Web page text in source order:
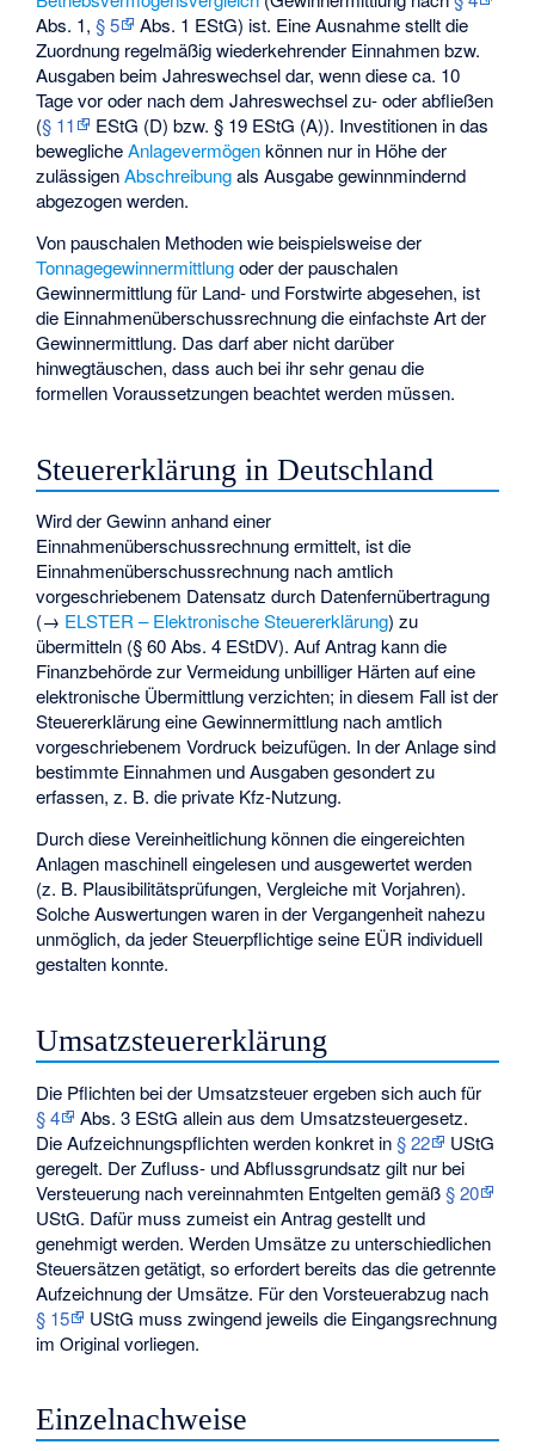
Abs. 1,§ 5
Abs. 1 EStG) ist. Eine Ausnahme stellt die
Zuordnung regelmäßig wiederkehrender Einnahmen bzw.
Ausgaben beim Jahreswechsel dar, wenn diese ca. 10
Tage vor oder nach dem Jahreswechsel zu- oder abfließen
(§ 11
EStG (D) bzw. § 19 EStG (A)). Investitionen in das
beweglicheAnlagevermögenkönnen nur in Höhe der
zulässigenAbschreibungals Ausgabe gewinnmindernd
abgezogen werden.
Von pauschalen Methoden wie beispielsweise der
Tonnagegewinnermittlungoder der pauschalen
Gewinnermittlung für Land- und Forstwirte abgesehen, ist
die Einnahmenüberschussrechnung die einfachste Art der
Gewinnermittlung. Das darf aber nicht darüber
hinwegtäuschen, dass auch bei ihr sehr genau die
formellen Voraussetzungen beachtet werden müssen.
Steuererklärung in Deutschland
Wird der Gewinn anhand einer
Einnahmenüberschussrechnung ermittelt, ist die
Einnahmenüberschussrechnung nach amtlich
vorgeschriebenem Datensatz durch Datenfernübertragung
(→ ELSTER – Elektronische Steuererklärung) zu
übermitteln (§ 60 Abs. 4 EStDV). Auf Antrag kann die
Finanzbehörde zur Vermeidung unbilliger Härten auf eine
elektronische Übermittlung verzichten; in diesem Fall ist der
Steuererklärung eine Gewinnermittlung nach amtlich
vorgeschriebenem Vordruck beizufügen. In der Anlage sind
bestimmte Einnahmen und Ausgaben gesondert zu
erfassen, z. B. die private Kfz-Nutzung.
Durch diese Vereinheitlichung können die eingereichten
Anlagen maschinell eingelesen und ausgewertet werden
(z. B. Plausibilitätsprüfungen, Vergleiche mit Vorjahren).
Solche Auswertungen waren in der Vergangenheit nahezu
unmöglich, da jeder Steuerpflichtige seine EÜR individuell
gestalten konnte.
Umsatzsteuererklärung
Die Pflichten bei der Umsatzsteuer ergeben sich auch für
§ 4
Abs. 3 EStG allein aus dem Umsatzsteuergesetz.
Die Aufzeichnungspflichten werden konkret in§ 22
UStG
geregelt. Der Zufluss- und Abflussgrundsatz gilt nur bei
Versteuerung nach vereinnahmten Entgelten gemäß§ 20
UStG. Dafür muss zumeist ein Antrag gestellt und
genehmigt werden. Werden Umsätze zu unterschiedlichen
Steuersätzen getätigt, so erfordert bereits das die getrennte
Aufzeichnung der Umsätze. Für den Vorsteuerabzug nach
§ 15
UStG muss zwingend jeweils die Eingangsrechnung
im Original vorliegen.
Einzelnachweise